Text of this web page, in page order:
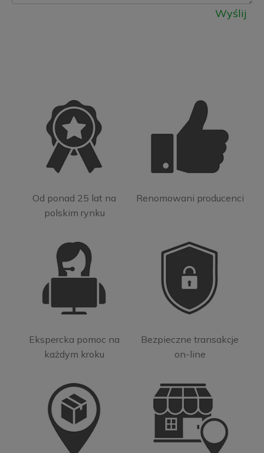
Wyślij
Od ponad 25 lat na
polskim rynku
Renomowani producenci
Ekspercka pomoc na
każdym kroku
Bezpieczne transakcje
on-line